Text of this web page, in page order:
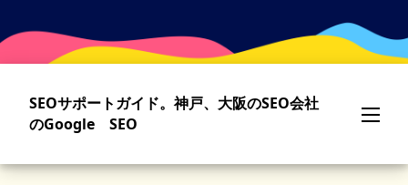
main
content
SEOサポートガイド。神戸、大阪のSEO会社
のGoogle SEO